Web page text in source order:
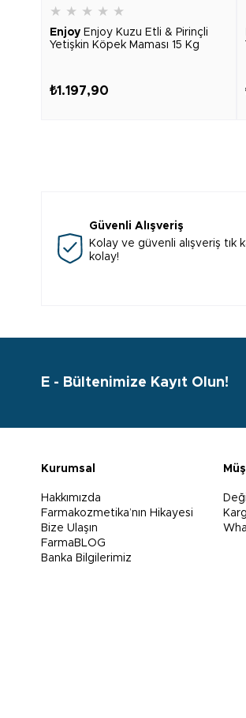
★ ★ ★ ★ ★
Enjoy Enjoy Kuzu Etli & Pirinçli
Yetişkin Köpek Maması 15 Kg
₺1.197,90
Güvenli Alışveriş
Kolay ve güvenli alışveriş tık
kolay!
E - Bültenimize Kayıt Olun!
Kurumsal
Hakkımızda
Farmakozmetika’nın Hikayesi
Bize Ulaşın
FarmaBLOG
Banka Bilgilerimiz